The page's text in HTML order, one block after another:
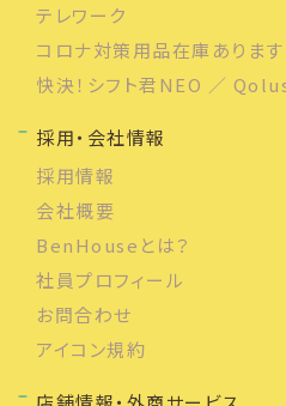
テレワーク
コロナ対策用品在庫あります
快決！シフト君NEO ／ Qolus
採用・会社情報
採用情報
会社概要
BenHouseとは？
社員プロフィール
お問合わせ
アイコン規約